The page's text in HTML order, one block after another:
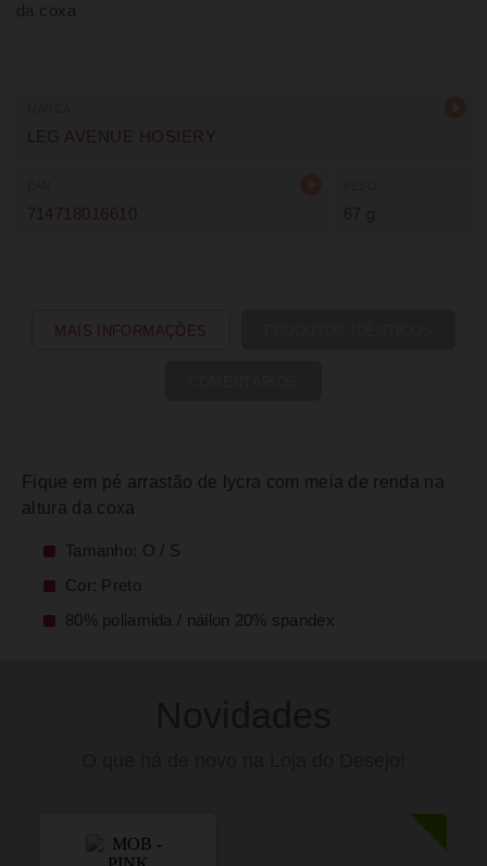
da coxa
LEG AVENUE HOSIERY
714718016610 67 g
MAIS INFORMAÇÕES
Fique em pé arrastão de lycra com meia de renda na
altura da coxa
Tamanho: O / S
Cor: Preto
80% poliamida / náilon 20% spandex